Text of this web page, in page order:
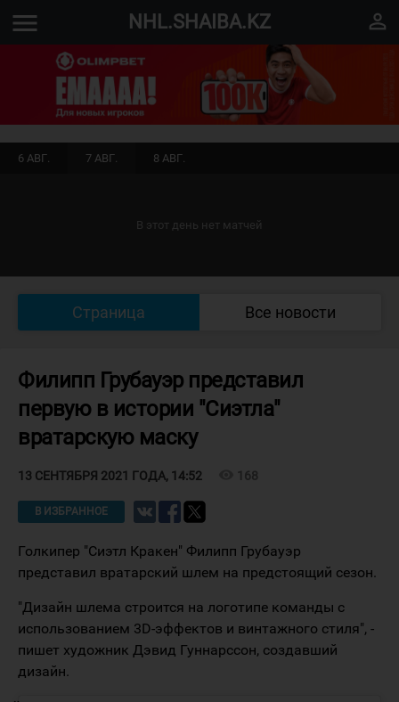
menu NHL.SHAIBA.KZ perm_identity
6 АВГ. 7 АВГ. 8 АВГ.
В этот день нет матчей
Страница Все новости
Филипп Грубауэр представил
первую в истории "Сиэтла"
вратарскую маску
13 СЕНТЯБРЯ 2021 ГОДА, 14:52 168
В ИЗБРАННОЕ
Голкипер "Сиэтл Кракен" Филипп Грубауэр
представил вратарский шлем на предстоящий сезон.
"Дизайн шлема строится на логотипе команды с
использованием 3D-эффектов и винтажного стиля", -
пишет художник Дэвид Гуннарссон, создавший
дизайн.